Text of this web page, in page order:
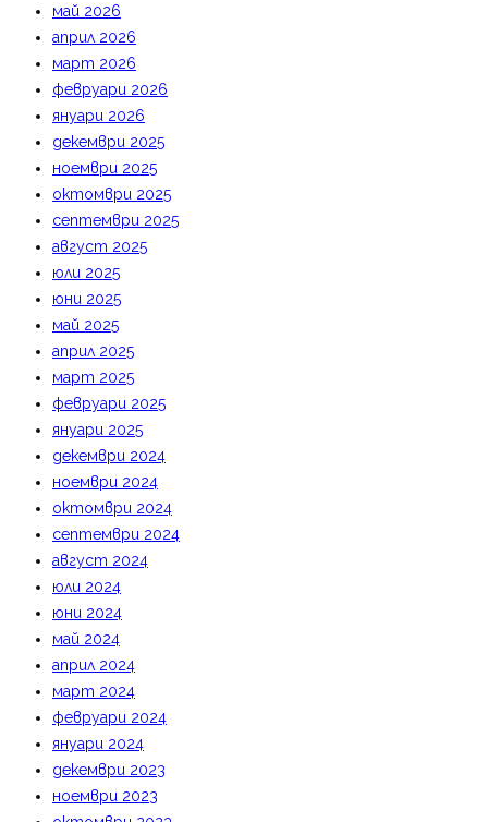
май 2026
април 2026
март 2026
февруари 2026
януари 2026
декември 2025
ноември 2025
октомври 2025
септември 2025
август 2025
юли 2025
юни 2025
май 2025
април 2025
март 2025
февруари 2025
януари 2025
декември 2024
ноември 2024
октомври 2024
септември 2024
август 2024
юли 2024
юни 2024
май 2024
април 2024
март 2024
февруари 2024
януари 2024
декември 2023
ноември 2023